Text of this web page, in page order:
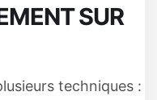
SUR
techniques :